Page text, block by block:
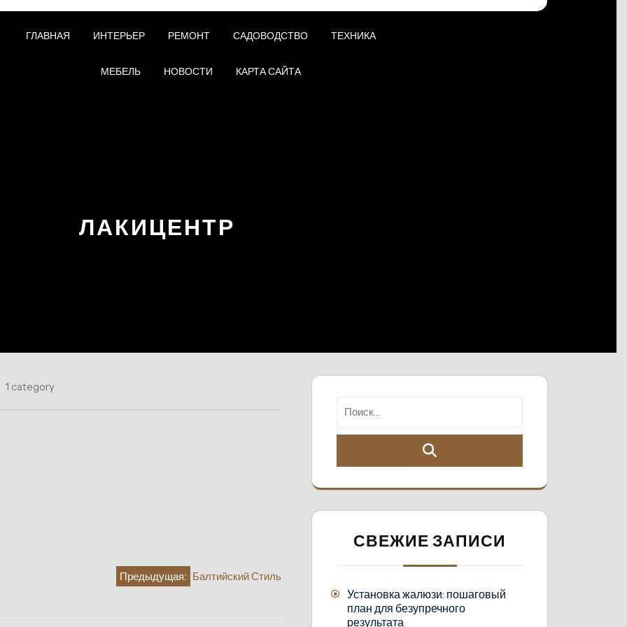
ГЛАВНАЯ ИНТЕРЬЕР РЕМОНТ САДОВОДСТВО ТЕХНИКА
МЕБЕЛЬ НОВОСТИ КАРТА САЙТА
ЛАКИЦЕНТР
1 category
Предыдущая: Балтийский Стиль
СВЕЖИЕ ЗАПИСИ
Установка жалюзи: пошаговый
план для безупречного
результата